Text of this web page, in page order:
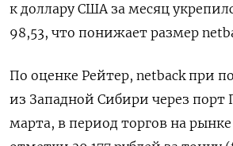
к доллару США за месяц
98,53, что понижает размер
По оценке Рейтер, netback при
из Западной Сибири через порт
марта, в период торгов на